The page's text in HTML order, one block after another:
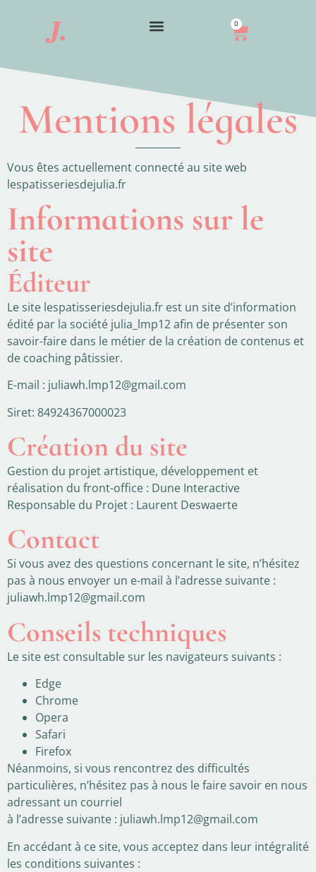
0
Mentions légales
Vous êtes actuellement connecté au site web
lespatisseriesdejulia.fr
Informations sur le
site
Éditeur
Le site lespatisseriesdejulia.fr est un site d’information
édité par la société julia_lmp12 afin de présenter son
savoir-faire dans le métier de la création de contenus et
de coaching pâtissier.
E-mail : juliawh.lmp12@gmail.com
Siret: 84924367000023
Création du site
Gestion du projet artistique, développement et
réalisation du front-office : Dune Interactive
Responsable du Projet : Laurent Deswaerte
Contact
Si vous avez des questions concernant le site, n’hésitez
pas à nous envoyer un e-mail à l’adresse suivante :
juliawh.lmp12@gmail.com
Conseils techniques
Le site est consultable sur les navigateurs suivants :
Edge
Chrome
Opera
Safari
Firefox
Néanmoins, si vous rencontrez des difficultés
particulières, n’hésitez pas à nous le faire savoir en nous
adressant un courriel
à l’adresse suivante : juliawh.lmp12@gmail.com
En accédant à ce site, vous acceptez dans leur intégralité
les conditions suivantes :